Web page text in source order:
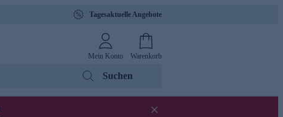
Tagesaktuelle Angebote
Mein Konto Warenkorb
Suchen